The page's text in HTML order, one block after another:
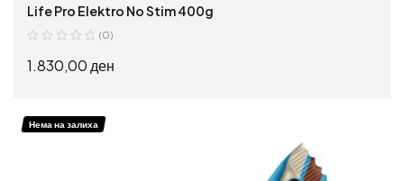
Life Pro Elektro No Stim 400g
(0)
1.830,00ден
Нема на залиха